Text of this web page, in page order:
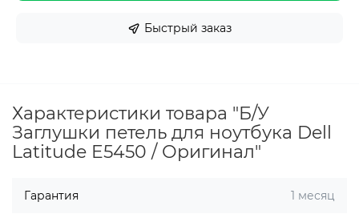
Быстрый заказ
Характеристики товара "Б/У
Заглушки петель для ноутбука Dell
Latitude E5450 / Оригинал"
Гарантия 1 месяц